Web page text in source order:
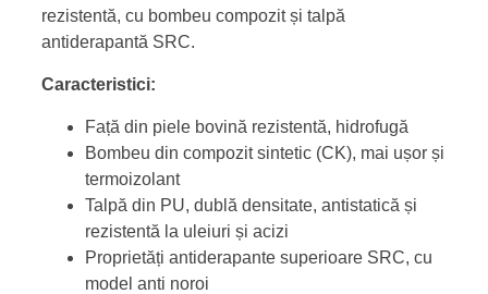
rezistentă, cu bombeu compozit și talpă
antiderapantă SRC.
Caracteristici:
Față din piele bovină rezistentă, hidrofugă
Bombeu din compozit sintetic (CK), mai ușor și
termoizolant
Talpă din PU, dublă densitate, antistatică și
rezistentă la uleiuri și acizi
Proprietăți antiderapante superioare SRC, cu
model anti noroi